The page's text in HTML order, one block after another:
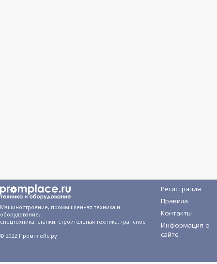
Машиностроение, промышленная техника и
оборудование,
спецтехника, станки, строительная техника, транспорт.
© 2022 Промплейс.ру
Регистрация
Правила
Контакты
Информация о
сайте